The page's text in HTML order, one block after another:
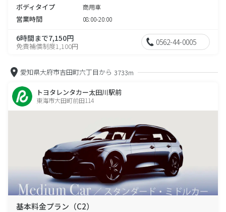
ボディタイプ 商用車
営業時間 08:00-20:00
6時間まで7,150円
免責補償制度1,100円 0562-44-0005
愛知県大府市吉田町六丁目から 3733m
トヨタレンタカー太田川駅前
東海市大田町前田114
基本料金プラン（C2）